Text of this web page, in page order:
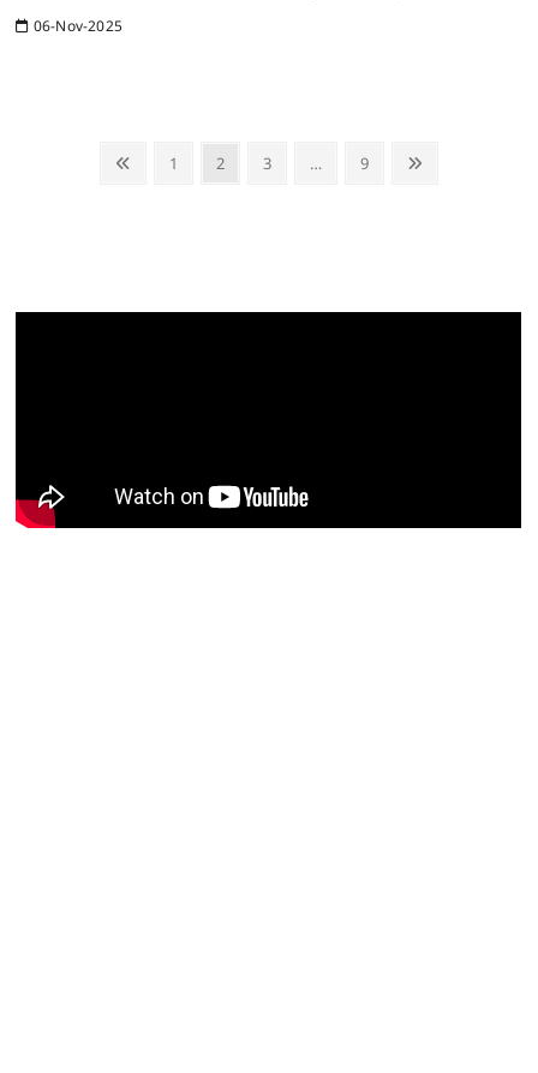
06-Nov-2025
PaginaçãoAnteriorPage
1 Page
2 Page
3 … Page
9 Próxima